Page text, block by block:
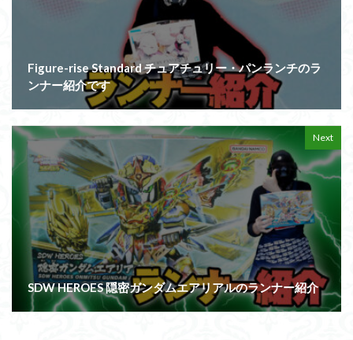
Figure-rise Standard チュアチュリー・パンランチのラ
ンナー紹介です
Next
SDW HEROES 隠密ガンダムエアリアルのランナー紹介